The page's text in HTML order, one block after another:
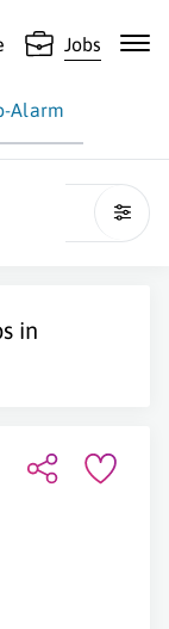
Jobs
Alarm
in